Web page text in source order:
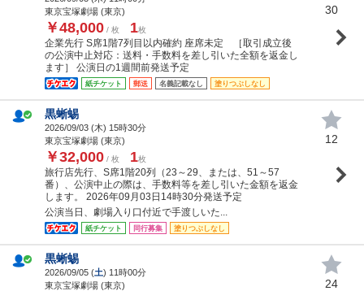
東京宝塚劇場 (東京)
￥48,000 / 枚 1枚
企業先行 S席1階7列目以内確約 座席未定 ［取引成立後
の公演中止対応：送料・手数料を差し引いた全額を返金し
ます］ 公演日の1週間前発送予定
紙チケット 郵送 名義記載なし 塗りつぶしなし
30
黒蜥蜴
2026/09/03 (木) 15時30分
東京宝塚劇場 (東京)
￥32,000 / 枚 1枚
旅行店先行、S席1階20列（23～29、または、51～57
番）、公演中止の際は、手数料等を差し引いた金額を返金
します。 2026年09月03日14時30分発送予定
公演当日、劇場入り口付近で手渡しいた...
紙チケット 同行募集 塗りつぶしなし
12
黒蜥蜴
2026/09/05 (土) 11時00分
東京宝塚劇場 (東京)
24